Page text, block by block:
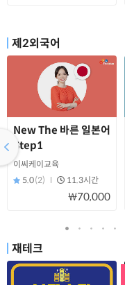
제2외국어
New The 바른 일본어
Step1
이씨케이교육
5.0(2) 11.3시간
₩70,000
재테크